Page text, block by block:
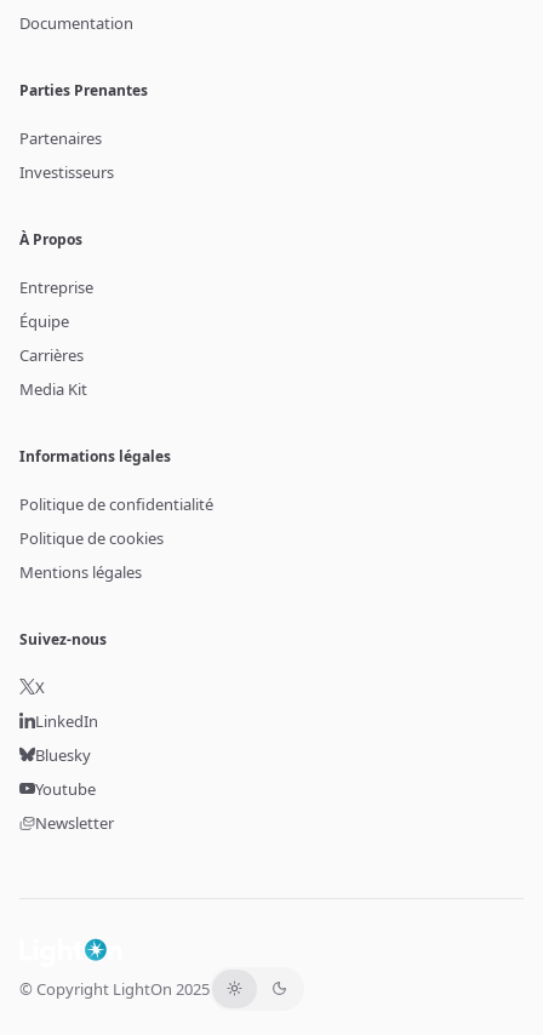
Documentation
Parties Prenantes
Partenaires
Investisseurs
À Propos
Entreprise
Équipe
Carrières
Media Kit
Informations légales
Politique de confidentialité
Politique de cookies
Mentions légales
Suivez-nous
X
LinkedIn
Bluesky
Youtube
Newsletter
© Copyright LightOn 2025